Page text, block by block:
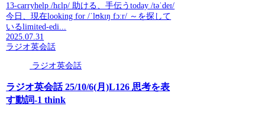
13-carryhelp /hɛlp/ 助ける、手伝うtoday /təˈdeɪ/
今日、現在looking for /ˈlʊkɪŋ fɔːr/ ～を探して
いるlimited-edi...
2025.07.31
ラジオ英会話
ラジオ英会話
ラジオ英会話 25/10/6(月)L126 思考を表
す動詞-1 think